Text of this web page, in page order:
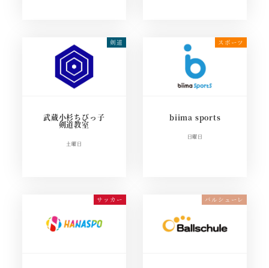
武蔵小杉ちびっ子
剣道教室
土曜日
biima sports
日曜日